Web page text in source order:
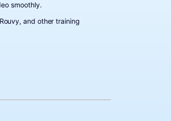
smoothly.
and other training